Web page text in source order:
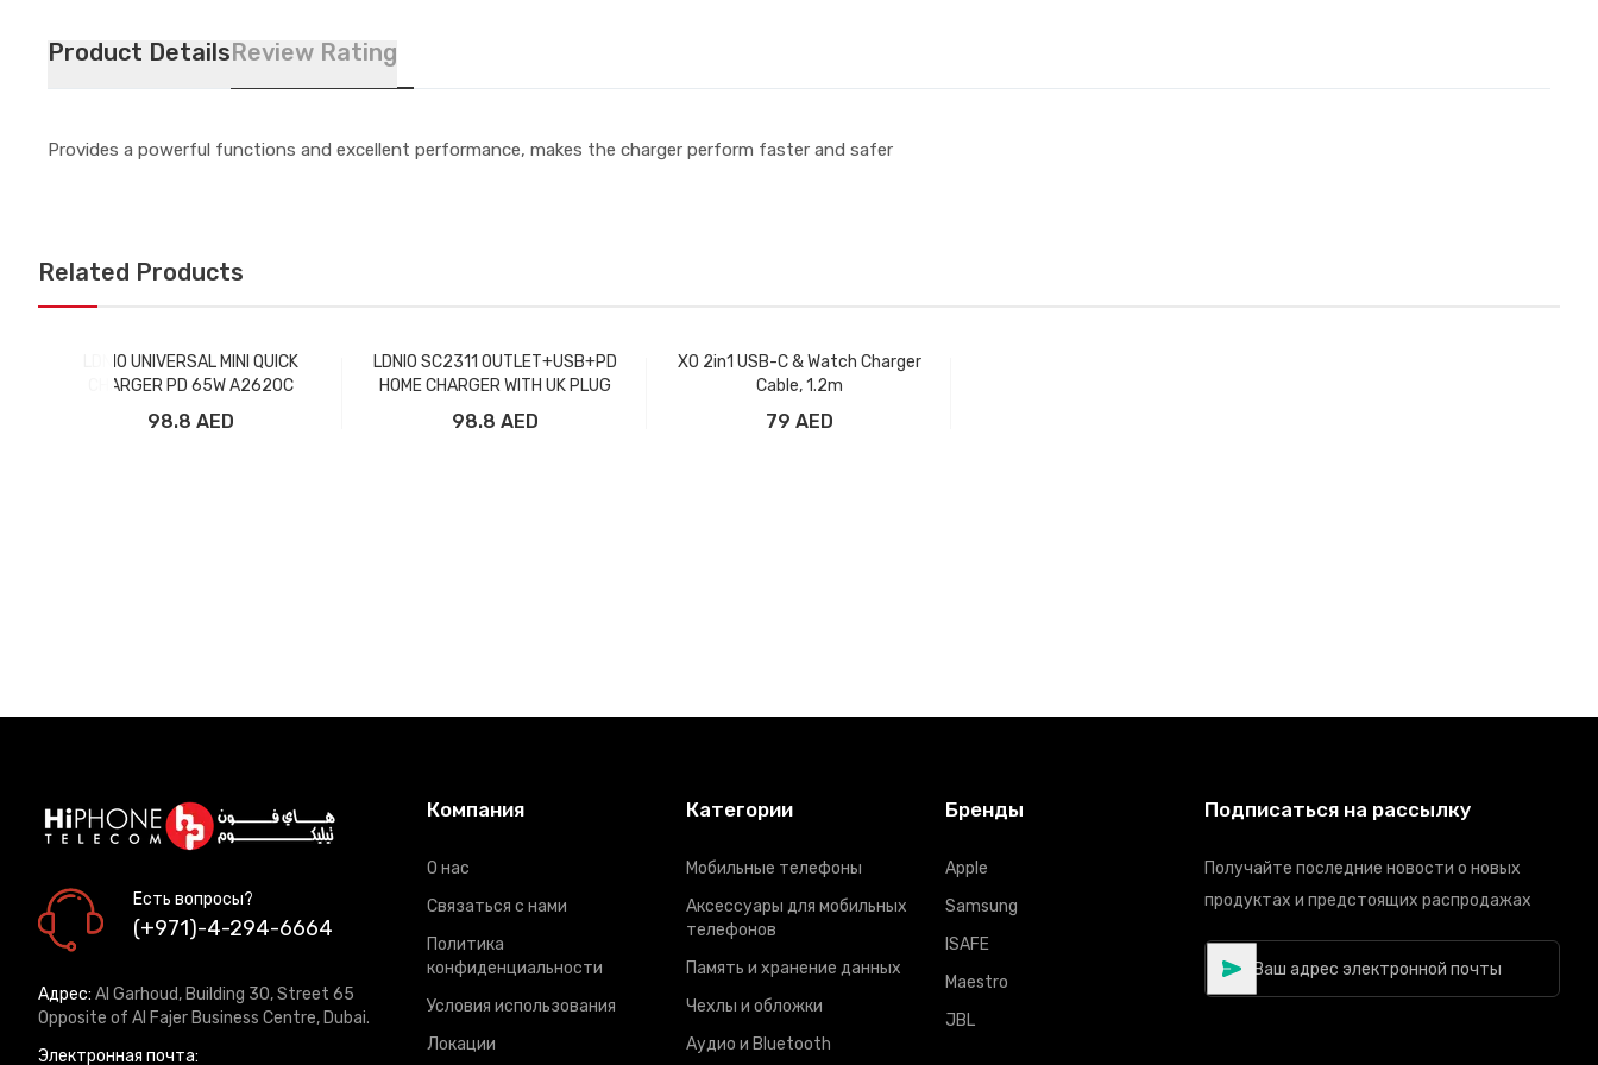
Product DetailsReview Rating
Provides a powerful functions and excellent performance, makes the charger perform faster and safer
Related Products
LDNIO UNIVERSAL MINI QUICK
CHARGER PD 65W A2620C
98.8 AED
LDNIO SC2311 OUTLET+USB+PD
HOME CHARGER WITH UK PLUG
98.8 AED
XO 2in1 USB-C & Watch Charger
Cable, 1.2m
79 AED
Есть вопросы?
(+971)-4-294-6664
Адрес: Al Garhoud, Building 30, Street 65
Opposite of Al Fajer Business Centre, Dubai.
Электронная почта:
Компания
О нас
Связаться с нами
Политика
конфиденциальности
Условия использования
Локации
Категории
Мобильные телефоны
Аксессуары для мобильных
телефонов
Память и хранение данных
Чехлы и обложки
Аудио и Bluetooth
Бренды
Apple
Samsung
ISAFE
Maestro
JBL
Подписаться на рассылку
Получайте последние новости о новых
продуктах и предстоящих распродажах